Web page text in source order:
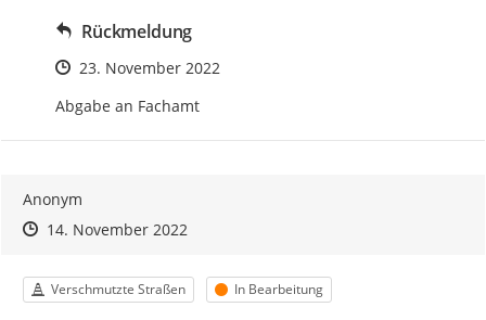
Rückmeldung
Zeitpunkt des Erstellens
23. November 2022
Abgabe an Fachamt
Anonym
Zeitpunkt des Erstellens
Zeitpunkt des Erstellens
14. November 2022Zur Äußerung
Kategorie
Verschmutzte Straßen Status
In Bearbeitung